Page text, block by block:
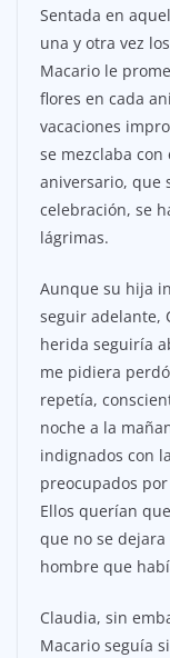
Sentada en
una y otra vez
Macario le
flores en cada
vacaciones
se mezclaba con
aniversario, que
celebración, se
lágrimas.
Aunque su hija
seguir adelante,
herida seguiría
me pidiera
repetía,
noche a la
indignados con
preocupados
Ellos querían
que no se
hombre que
Claudia, sin
Macario seguía